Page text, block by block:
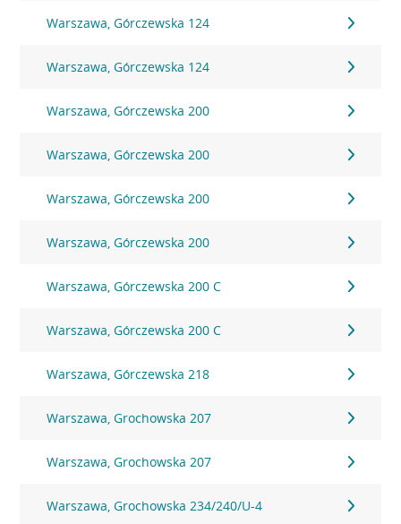
Warszawa, Górczewska 124
Warszawa, Górczewska 124
Warszawa, Górczewska 200
Warszawa, Górczewska 200
Warszawa, Górczewska 200
Warszawa, Górczewska 200
Warszawa, Górczewska 200 C
Warszawa, Górczewska 200 C
Warszawa, Górczewska 218
Warszawa, Grochowska 207
Warszawa, Grochowska 207
Warszawa, Grochowska 234/240/U-4